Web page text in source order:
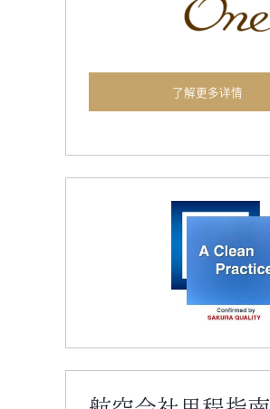
了解更多详情